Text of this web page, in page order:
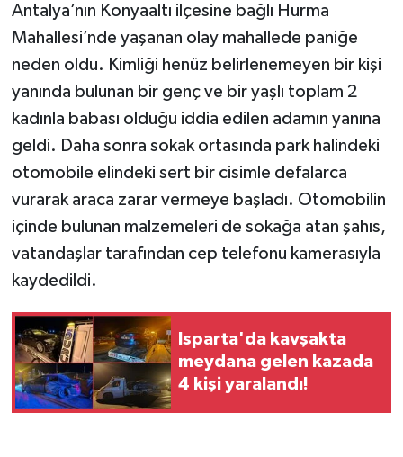
Antalya’nın Konyaaltı ilçesine bağlı Hurma
Mahallesi’nde yaşanan olay mahallede paniğe
neden oldu. Kimliği henüz belirlenemeyen bir kişi
yanında bulunan bir genç ve bir yaşlı toplam 2
kadınla babası olduğu iddia edilen adamın yanına
geldi. Daha sonra sokak ortasında park halindeki
otomobile elindeki sert bir cisimle defalarca
vurarak araca zarar vermeye başladı. Otomobilin
içinde bulunan malzemeleri de sokağa atan şahıs,
vatandaşlar tarafından cep telefonu kamerasıyla
kaydedildi.
Isparta'da kavşakta
meydana gelen kazada
4 kişi yaralandı!